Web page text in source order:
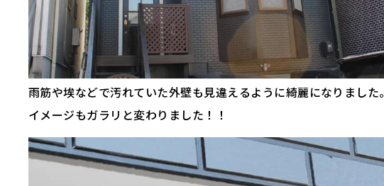
雨筋や埃などで汚れていた外壁も見違えるように綺麗になりました。
イメージもガラリと変わりました！！